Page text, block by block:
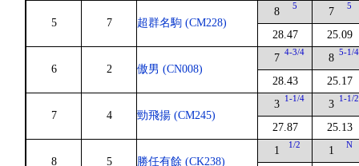
5 7 超群名駒 (CM228)
8 5
28.47
7 5
25.09
6 2 傲男 (CN008)
7 4-3/4
28.43
8 5-1/4
25.17
7 4 勁飛揚 (CM245)
3 1-1/4
27.87
3 1-1/2
25.13
8 5 勝任有餘 (CK238)
1 1/2 1 N